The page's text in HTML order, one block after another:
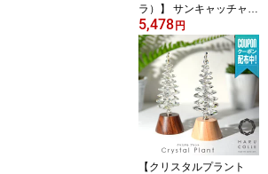
ラ）】 サンキャッチャー
ステンドグラス インテリ
ア 置物 置き型 小物 玄関
デスク 北欧 雑貨 北欧雑
貨 スタンド アスフォー
クリスタル おしゃれ か
わいい ピラミッド クリ
スタルガラス 風水 開運
誕生日 プレゼント ギフ
5,478 円
【クリスタルプラント